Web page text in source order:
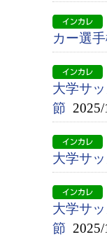
カー選
大学サ
節
大学サ
大学サ
節